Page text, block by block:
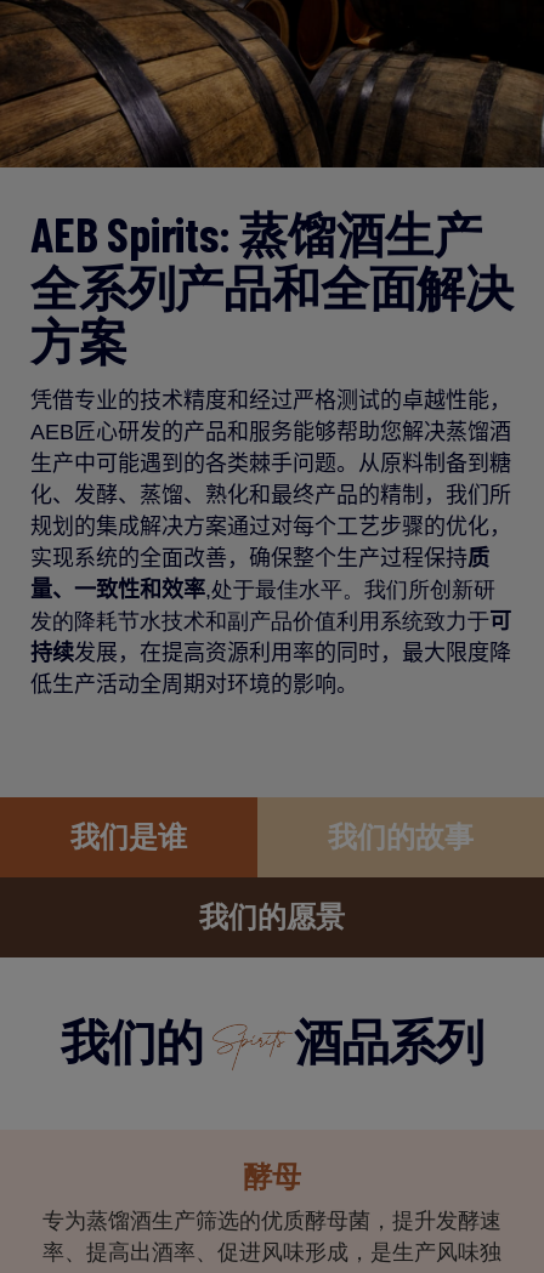
AEB Spirits: 蒸馏酒生产
全系列产品和全面解决
方案
凭借专业的技术精度和经过严格测试的卓越性能，
AEB 匠心研发的产品和服务能够帮助您解决蒸馏酒
生产中 可能遇到的各类棘手问题。 从原料制备到糖
化、发酵、蒸馏、熟化和最终产品的精制， 我们 所
规划的集成解决方案通过对每个工艺步骤的优化，
实现系统的全面改善， 确保整个生产过程保持质
量、一致性和效率,处于最佳水平。我们 所创新研
发的 降耗节水技术和副产品价值利用 系统致力于可
持续发展， 在提高资源利用率的同时，最大限度降
低生产活动全周期对环境的影响。
我们是谁 我们的故事
我们的愿景
我们的 酒品系列
酵母
专为蒸馏酒生产筛选的优质酵母菌，提升发酵速
率、提高出酒率、促进风味形成，是生产风味独